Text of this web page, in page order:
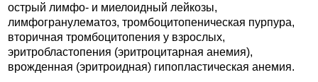
острый лимфо- и миелоидный лейкозы,
лимфогранулематоз, тромбоцитопеническая пурпура,
вторичная тромбоцитопения у взрослых,
эритробластопения (эритроцитарная анемия),
врожденная (эритроидная) гипопластическая анемия.